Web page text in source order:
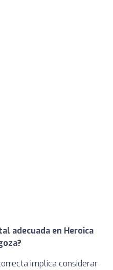
adecuada en Heroica
implica considerar